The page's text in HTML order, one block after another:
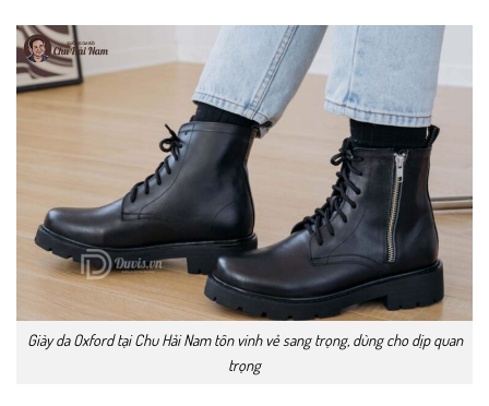
Giày da Oxford tại Chu Hải Nam tôn vinh vẻ sang trọng, dùng cho dịp quan
trọng